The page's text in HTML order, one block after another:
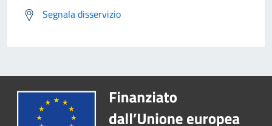
Segnala disservizio